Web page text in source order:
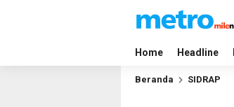
Home Headline
Beranda SIDRAP